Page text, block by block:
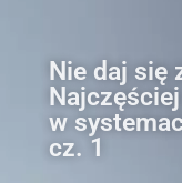
Nie daj się
w
cz. 1
Instalacje parowe
układ składający